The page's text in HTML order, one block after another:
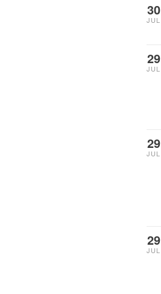
30
JUL
29
JUL
29
JUL
29
JUL